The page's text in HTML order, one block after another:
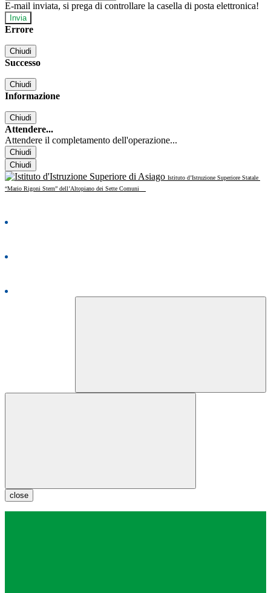
E-mail inviata, si prega di controllare la casella di posta elettronica!
Errore
Chiudi
Successo
Chiudi
Informazione
Chiudi
Attendere...
Attendere il completamento dell'operazione...
Chiudi
Chiudi
Istituto d’Istruzione Superiore Statale
“Mario Rigoni Stern” dell’Altopiano dei Sette Comuni
close